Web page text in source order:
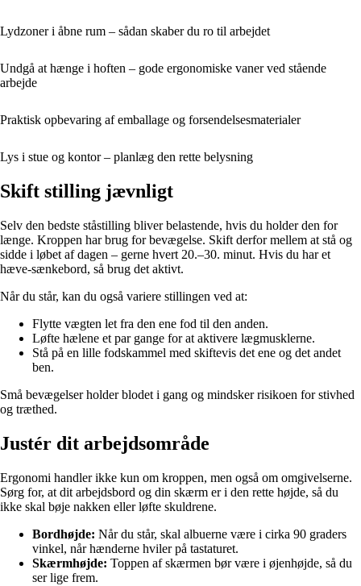
Lydzoner i åbne rum – sådan skaber du ro til arbejdet
Undgå at hænge i hoften – gode ergonomiske vaner ved stående
arbejde
Praktisk opbevaring af emballage og forsendelsesmaterialer
Lys i stue og kontor – planlæg den rette belysning
Skift stilling jævnligt
Selv den bedste ståstilling bliver belastende, hvis du holder den for
længe. Kroppen har brug for bevægelse. Skift derfor mellem at stå og
sidde i løbet af dagen – gerne hvert 20.–30. minut. Hvis du har et
hæve-sænkebord, så brug det aktivt.
Når du står, kan du også variere stillingen ved at:
Flytte vægten let fra den ene fod til den anden.
Løfte hælene et par gange for at aktivere lægmusklerne.
Stå på en lille fodskammel med skiftevis det ene og det andet
ben.
Små bevægelser holder blodet i gang og mindsker risikoen for stivhed
og træthed.
Justér dit arbejdsområde
Ergonomi handler ikke kun om kroppen, men også om omgivelserne.
Sørg for, at dit arbejdsbord og din skærm er i den rette højde, så du
ikke skal bøje nakken eller løfte skuldrene.
Bordhøjde: Når du står, skal albuerne være i cirka 90 graders
vinkel, når hænderne hviler på tastaturet.
Skærmhøjde: Toppen af skærmen bør være i øjenhøjde, så du
ser lige frem.